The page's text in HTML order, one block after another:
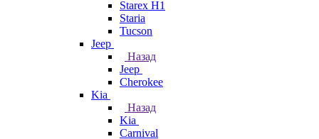
Starex H1
Staria
Tucson
Jeep
Назад
Jeep
Cherokee
Kia
Назад
Kia
Carnival